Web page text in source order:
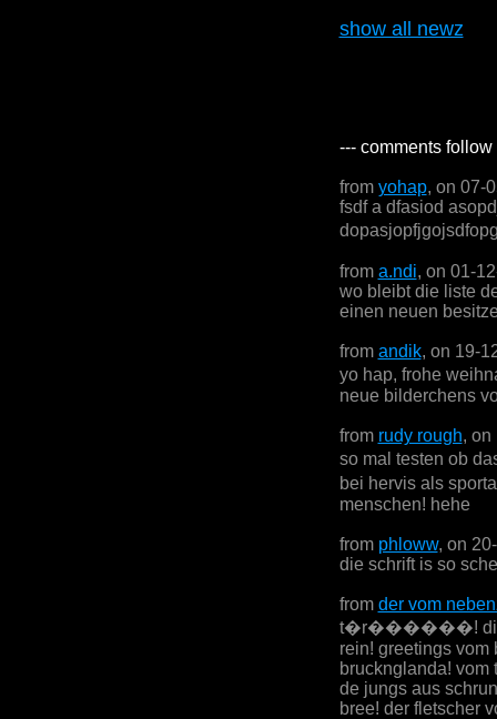
show all newz
--- comments
from yohap, on 07-
fsdf a dfasiod
from a.ndi, on 01-
wo bleibt die liste
einen neuen
from andik, on 19-
yo hap, frohe
neue bilderchens
from rudy rough, on
so mal testen ob
bei hervis als
menschen! hehe
from phloww, on
die schrift is so
from der vom
t�r������! die
rein! greetings vom
brucknglanda! vom
de jungs aus
bree! der fletscher